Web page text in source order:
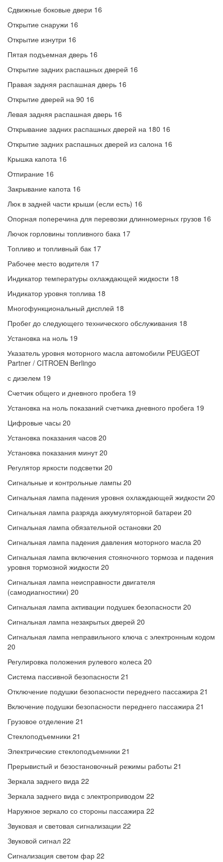
Сдвижные боковые двери 16
Открытие снаружи 16
Открытие изнутри 16
Пятая подъемная дверь 16
Открытие задних распашных дверей 16
Правая задняя распашная дверь 16
Открытие дверей на 90 16
Левая задняя распашная дверь 16
Открывание задних распашных дверей на 180 16
Открытие задних распашных дверей из салона 16
Крышка капота 16
Отпирание 16
Закрывание капота 16
Люк в задней части крыши (если есть) 16
Опорная поперечина для перевозки длинномерных грузов 16
Лючок горловины топливного бака 17
Топливо и топливный бак 17
Рабочее место водителя 17
Индикатор температуры охлаждающей жидкости 18
Индикатор уровня топлива 18
Многофункциональный дисплей 18
Пробег до следующего технического обслуживания 18
Установка на ноль 19
Указатель уровня моторного масла автомобили PEUGEOT
Partner / CITROEN Berlingo
с дизелем 19
Счетчик общего и дневного пробега 19
Установка на ноль показаний счетчика дневного пробега 19
Цифровые часы 20
Установка показания часов 20
Установка показания минут 20
Регулятор яркости подсветки 20
Сигнальные и контрольные лампы 20
Сигнальная лампа падения уровня охлаждающей жидкости 20
Сигнальная лампа разряда аккумуляторной батареи 20
Сигнальная лампа обязательной остановки 20
Сигнальная лампа падения давления моторного масла 20
Сигнальная лампа включения стояночного тормоза и падения
уровня тормозной жидкости 20
Сигнальная лампа неисправности двигателя
(самодиагностики) 20
Сигнальная лампа активации подушек безопасности 20
Сигнальная лампа незакрытых дверей 20
Сигнальная лампа неправильного ключа с электронным кодом
20
Регулировка положения рулевого колеса 20
Система пассивной безопасности 21
Отключение подушки безопасности переднего пассажира 21
Включение подушки безопасности переднего пассажира 21
Грузовое отделение 21
Стеклоподъемники 21
Электрические стеклоподъемники 21
Прерывистый и безостановочный режимы работы 21
Зеркала заднего вида 22
Зеркала заднего вида с электроприводом 22
Наружное зеркало со стороны пассажира 22
Звуковая и световая сигнализации 22
Звуковой сигнал 22
Сигнализация светом фар 22